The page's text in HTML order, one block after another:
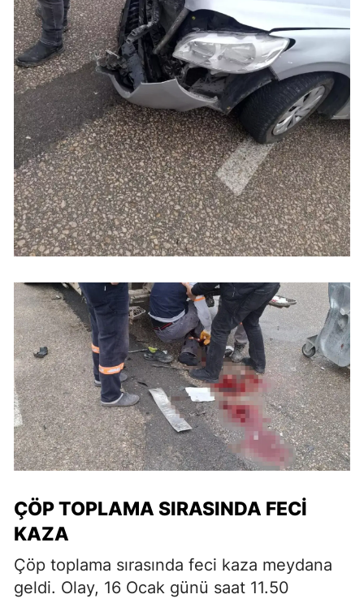
ÇÖP TOPLAMA SIRASINDA FECI
KAZA
Çöp toplama sırasında feci kaza meydana
geldi. Olay, 16 Ocak günü saat 11.50